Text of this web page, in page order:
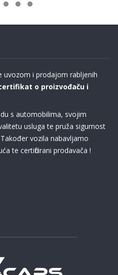
uvozom i prodajom rabljenih
o proizvođaču i
s automobilima, svojim
usluga te pruža sigurnost
vozila nabavljamo
te certificirani prodavača !